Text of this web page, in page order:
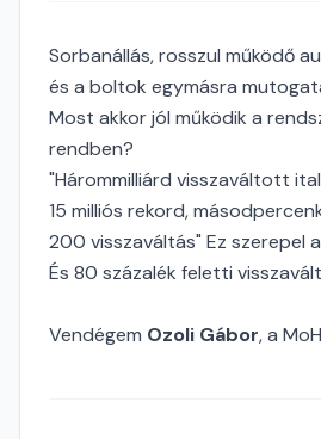
Sorbanállás, rosszul működő
és a boltok egymásra
Most akkor jól működik a
rendben?
"Hárommilliárd visszaváltott
15 milliós rekord,
200 visszaváltás" Ez szerepel
És 80 százalék feletti
Vendégem Ozoli Gábor, a